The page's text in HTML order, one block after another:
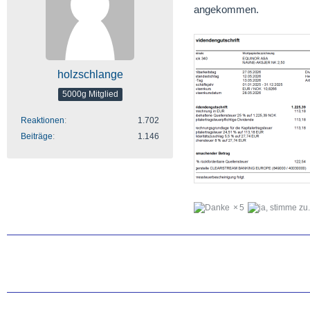
holzschlange
5000g Mitglied
Reaktionen
1.702
Beiträge
1.146
angekommen.
5